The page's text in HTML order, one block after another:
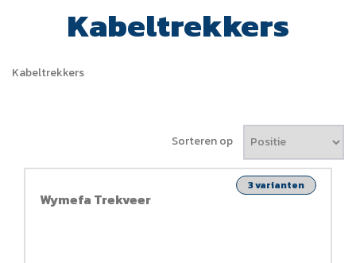
Kabeltrekkers
Kabeltrekkers
Sorteren op
Wymefa Trekveer
3 varianten